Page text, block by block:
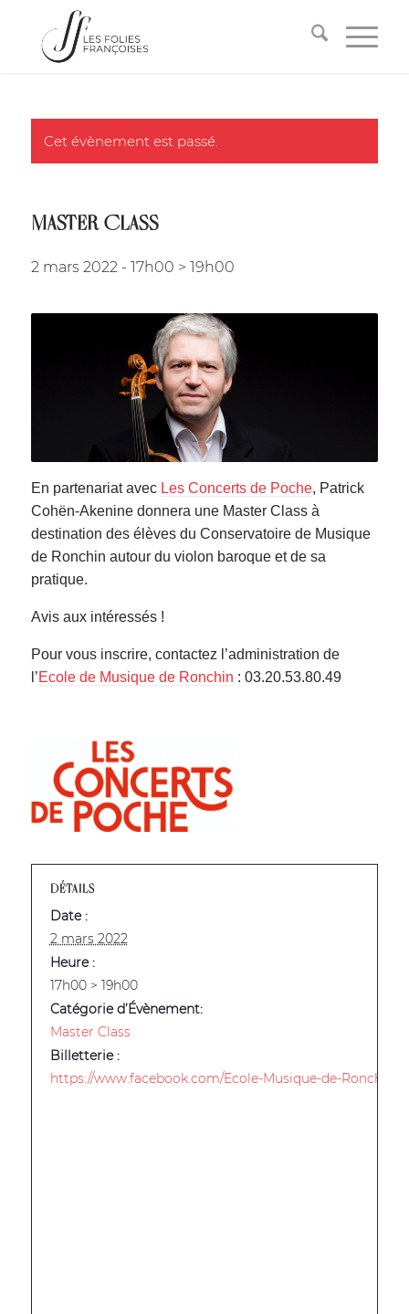
Cet évènement est passé.
MASTER CLASS
2 mars 2022 - 17h00 > 19h00
En partenariat avec Les Concerts de Poche, Patrick
Cohën-Akenine donnera une Master Class à
destination des élèves du Conservatoire de Musique
de Ronchin autour du violon baroque et de sa
pratique.
Avis aux intéressés !
Pour vous inscrire, contactez l’administration de
l’Ecole de Musique de Ronchin : 03.20.53.80.49
DÉTAILS
Date :
2 mars 2022
Heure :
17h00 > 19h00
Catégorie d’Évènement:
Master Class
Billetterie :
https://www.facebook.com/Ecole-Musique-de-Ronchin-